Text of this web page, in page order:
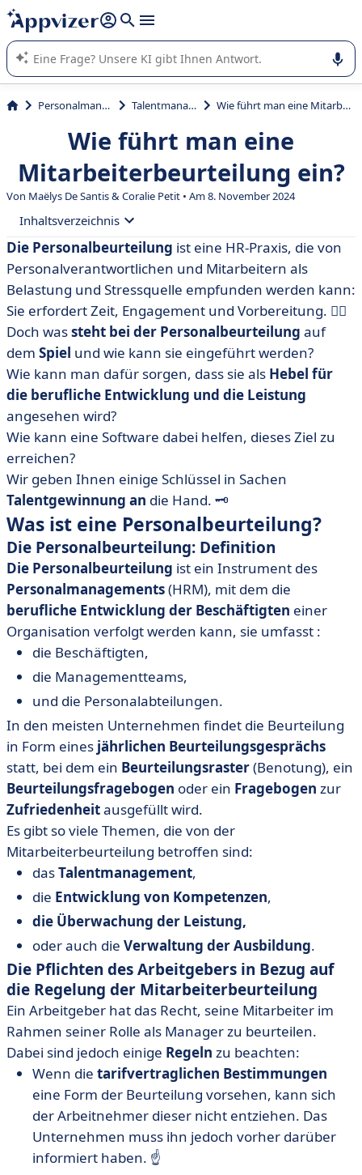
beantworten (mehrere Zeilen mit
Die KI von Appvizer führt Sie bei der Nutzung oder Auswahl
von SaaS-Software in Unternehmen.
Personalmanagement Talentmanagement Wie führt man eine Mitarbeiterbeurteilung ein?
Wie führt man eine
Mitarbeiterbeurteilung ein?
Von Maëlys De Santis& Coralie Petit • Am 8. November 2024
Inhaltsverzeichnis
• Was ist eine Personalbeurteilung?
• Warum sollte man sein Personal beurteilen?
• Wie führt man eine erfolgreiche Personalbeurteilung
durch?
• Optimieren Sie die Beurteilung Ihrer Mitarbeiter.
Die Personalbeurteilung ist eine HR-Praxis, die von
Personalverantwortlichen und Mitarbeitern als
Belastung und Stressquelle empfunden werden kann:
Sie erfordert Zeit, Engagement und Vorbereitung. 😮‍💨
Doch wassteht bei der Personalbeurteilung auf
dem Spiel und wie kann sie eingeführt werden?
Wie kann man dafür sorgen, dass sie als Hebel für
die berufliche Entwicklung und die Leistung
angesehen wird?
Wie kann eine Software dabei helfen, dieses Ziel zu
erreichen?
Wir geben Ihnen einige Schlüssel in Sachen
Talentgewinnung an die Hand. 🗝️
Was ist eine Personalbeurteilung?
Die Personalbeurteilung: Definition
Die Personalbeurteilung ist ein Instrument des
Personalmanagements(HRM), mit dem die
berufliche Entwicklung der Beschäftigten einer
Organisation verfolgt werden kann, sie umfasst :
die Beschäftigten,
die Managementteams,
und die Personalabteilungen.
In den meisten Unternehmen findet die Beurteilung
in Form eines jährlichen Beurteilungsgesprächs
statt, bei dem ein Beurteilungsraster(Benotung), ein
Beurteilungsfragebogen oder ein Fragebogen zur
Zufriedenheitausgefüllt wird.
Es gibt so viele Themen, die von der
Mitarbeiterbeurteilung betroffen sind:
dasTalentmanagement,
die Entwicklung von Kompetenzen,
die Überwachung der Leistung,
oder auch die Verwaltung der Ausbildung.
Die Pflichten des Arbeitgebers in Bezug auf
die Regelung der Mitarbeiterbeurteilung
Ein Arbeitgeber hat das Recht, seine Mitarbeiter im
Rahmen seiner Rolle als Manager zu beurteilen.
Dabei sind jedoch einige Regeln zu beachten:
Wenn die tarifvertraglichen Bestimmungen
eine Form der Beurteilung vorsehen, kann sich
der Arbeitnehmer dieser nicht entziehen. Das
Unternehmen muss ihn jedoch vorher darüber
informiert haben. ☝️